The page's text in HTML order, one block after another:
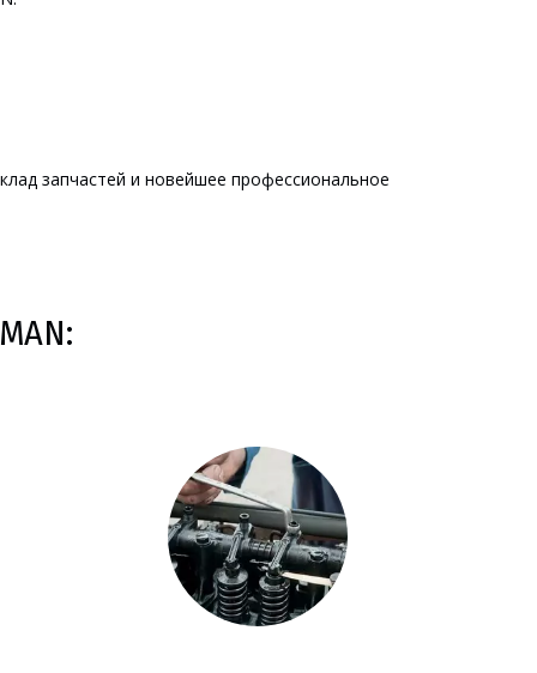
запчастей и новейшее профессиональное